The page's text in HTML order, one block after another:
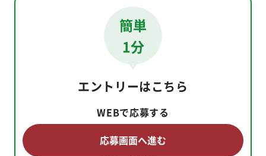
エントリーはこちら
簡単
1分
WEBで応募する
応募画面へ進む